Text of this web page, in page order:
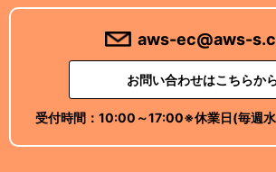
aws-ec@aws-
お問い合わせはこちらか
受付時間： 10:00～17:00※休業日(毎週